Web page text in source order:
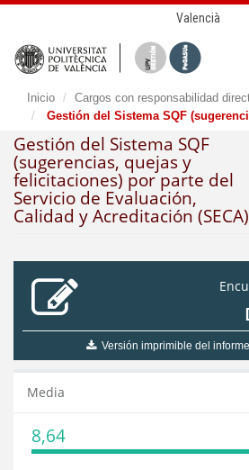
Valencià
Inicio
Cargos con responsabilidad
Gestión del Sistema SQF
Gestión del Sistema SQF
(sugerencias, quejas y
felicitaciones) por parte del
Servicio de Evaluación,
Calidad y Acreditación (SECA)
Versión imprimible del
Media
8,64